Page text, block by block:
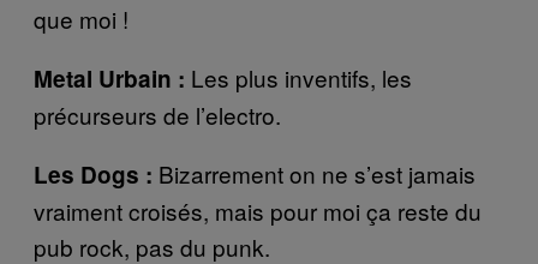
que moi !
Metal Urbain : Les plus inventifs, les
précurseurs de l’electro.
Les Dogs : Bizarrement on ne s’est jamais
vraiment croisés, mais pour moi ça reste du
pub rock, pas du punk.